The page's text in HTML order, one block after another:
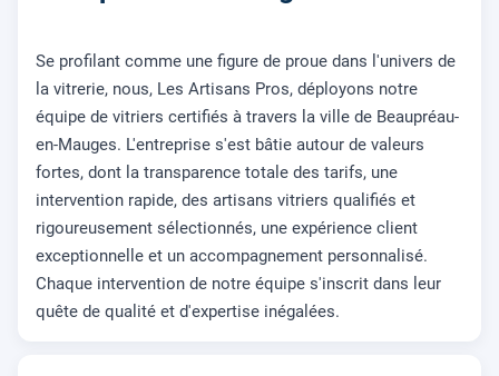
Se profilant comme une figure de proue dans l'univers de
la vitrerie, nous, Les Artisans Pros, déployons notre
équipe de vitriers certifiés à travers la ville de Beaupréau-
en-Mauges. L'entreprise s'est bâtie autour de valeurs
fortes, dont la transparence totale des tarifs, une
intervention rapide, des artisans vitriers qualifiés et
rigoureusement sélectionnés, une expérience client
exceptionnelle et un accompagnement personnalisé.
Chaque intervention de notre équipe s'inscrit dans leur
quête de qualité et d'expertise inégalées.